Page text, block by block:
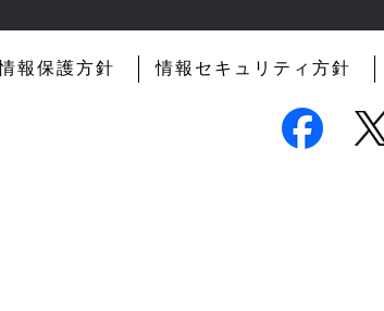
報保護方針 情報セキュリティ方針